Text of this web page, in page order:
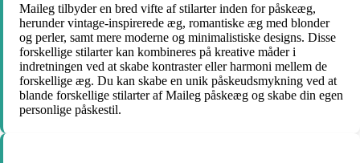
Maileg tilbyder en bred vifte af stilarter inden for påskeæg,
herunder vintage-inspirerede æg, romantiske æg med blonder
og perler, samt mere moderne og minimalistiske designs. Disse
forskellige stilarter kan kombineres på kreative måder i
indretningen ved at skabe kontraster eller harmoni mellem de
forskellige æg. Du kan skabe en unik påskeudsmykning ved at
blande forskellige stilarter af Maileg påskeæg og skabe din egen
personlige påskestil.